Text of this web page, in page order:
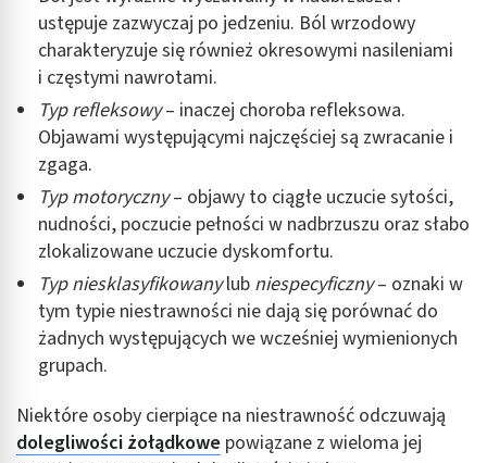
ustępuje zazwyczaj po jedzeniu. Ból wrzodowy
charakteryzuje się również okresowymi nasileniami
i częstymi nawrotami.
Typ refleksowy– inaczej choroba refleksowa.
Objawami występującymi najczęściej są zwracanie i
zgaga.
Typ motoryczny– objawy to ciągłe uczucie sytości,
nudności, poczucie pełności w nadbrzuszu oraz słabo
zlokalizowane uczucie dyskomfortu.
Typ niesklasyfikowanylub niespecyficzny– oznaki w
tym typie niestrawności nie dają się porównać do
żadnych występujących we wcześniej wymienionych
grupach.
Niektóre osoby cierpiące na niestrawność odczuwają
dolegliwości żołądkowe powiązane z wieloma jej